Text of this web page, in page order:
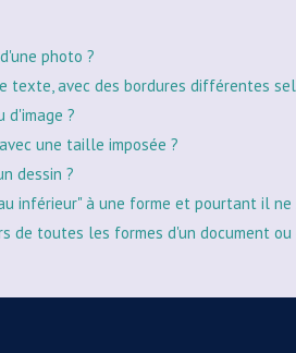
photo ?
texte, avec des bordures différentes
d'image ?
une taille imposée ?
dessin ?
inférieur" à une forme et pourtant il ne
de toutes les formes d'un document